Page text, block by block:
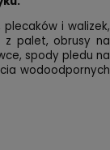
i walizek,
z palet, obrusy na
spody pledu na
wodoodpornych